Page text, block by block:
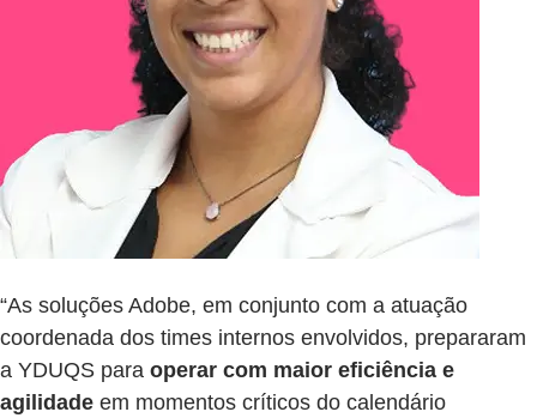
“As soluções Adobe, em conjunto com a atuação
coordenada dos times internos envolvidos, prepararam
a YDUQS para operar com maior eficiência e
agilidade em momentos críticos do calendário